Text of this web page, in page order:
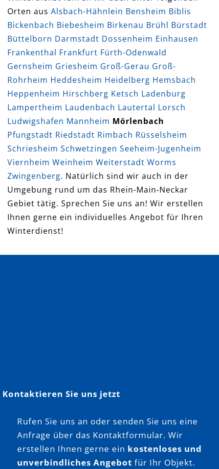
Orten aus Alsbach-Hähnlein Bensheim Biblis
Bickenbach Biebesheim Birkenau Brühl Bürstadt
Büttelborn Darmstadt Dossenheim Einhausen
Frankenthal Frankfurt Fürth-Odenwald
Gernsheim Griesheim Groß-Gerau Groß-
Rohrheim Heddesheim Heidelberg Hemsbach
Heppenheim Hirschberg Ketsch Ladenburg
Lampertheim Laudenbach Lautertal Lorsch
Ludwigshafen Mannheim Mörlenbach
Pfungstadt Riedstadt Rimbach Rüsselsheim
Schriesheim Schwetzingen Seeheim-Jugenheim
Viernheim Weinheim Weiterstadt Worms
Zwingenberg. Natürlich sind wir auch in der
Umgebung rund um das Rhein-Main-Neckar
Gebiet tätig. Sprechen Sie uns an! Wir erstellen
Ihnen gerne ein individuelles Angebot für Ihren
Winterdienst!
Kontaktieren Sie uns jetzt
Rufen Sie uns an oder senden Sie uns eine
Anfrage über das Kontaktformular. Wir
erstellen Ihnen gerne ein kostenloses und
unverbindliches Angebot für Ihr Objekt.